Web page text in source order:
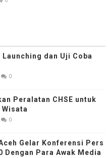
Launching dan Uji Coba
0
Peralatan CHSE untuk
0
Gelar Konferensi Pers
Dengan Para Awak Media